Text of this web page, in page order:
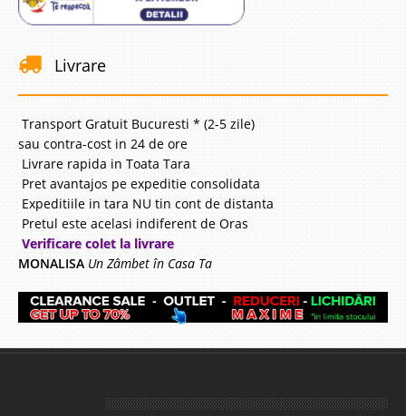
Livrare
Transport Gratuit Bucuresti * (2-5 zile)
sau contra-cost in 24 de ore
Livrare rapida in Toata Tara
Pret avantajos pe expeditie consolidata
Expeditiile in tara NU tin cont de distanta
Pretul este acelasi indiferent de Oras
Verificare colet la livrare
MONALISA Un Zâmbet în Casa Ta